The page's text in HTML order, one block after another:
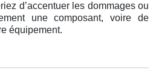
d’accentuer les dommages ou
une composant, voire de
équipement.